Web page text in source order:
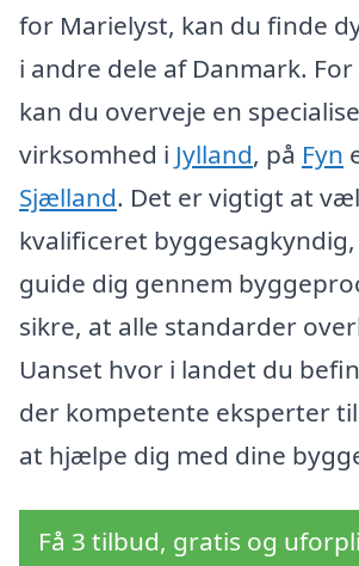
for Marielyst, kan du finde
i andre dele af Danmark.
kan du overveje en
virksomhed i Jylland, på Fyn
Sjælland. Det er vigtigt at
kvalificeret
guide dig gennem
sikre, at alle standarder
Uanset hvor i landet du
der kompetente eksperter
at hjælpe dig med dine
Få 3 tilbud, gratis og